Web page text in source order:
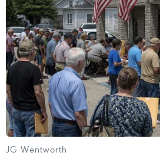
lần đầu tiên phát hiện các bức
đạo hoàn chỉnh ở trên trần của
Luxor.
JG Wentworth